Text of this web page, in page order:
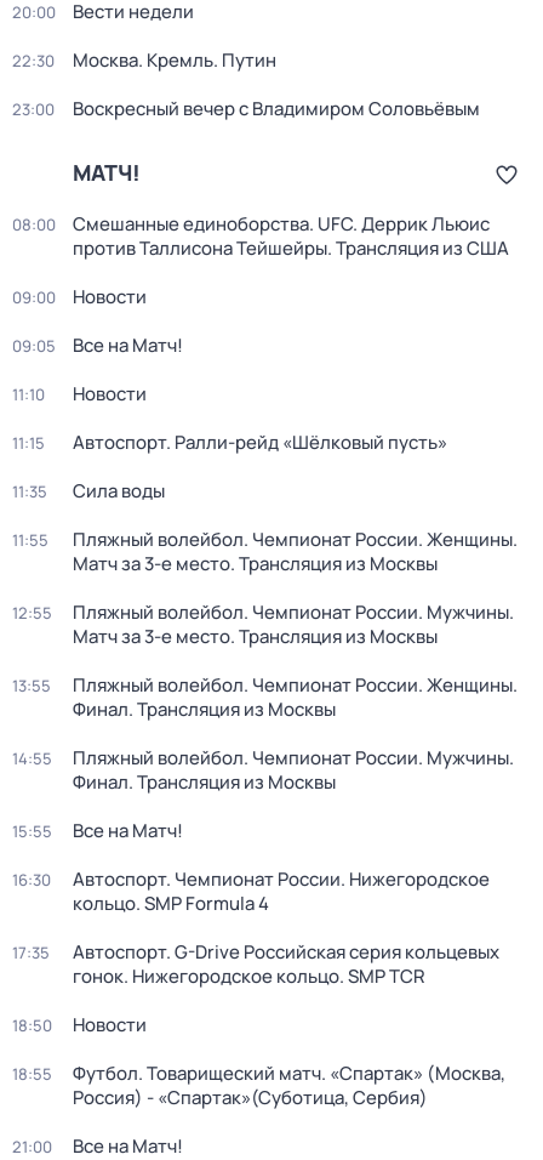
20:00 Вести недели
22:30 Москва. Кремль. Путин
23:00 Воскресный вечер с Владимиром Соловьёвым
МАТЧ!
08:00
Смешанные единоборства. UFC. Деррик Льюис
против Таллисона Тейшейры. Трансляция из США
09:00 Новости
09:05 Все на Матч!
11:10 Новости
11:15 Автоспорт. Ралли-рейд «Шёлковый пусть»
11:35 Сила воды
11:55
Пляжный волейбол. Чемпионат России. Женщины.
Матч за 3-е место. Трансляция из Москвы
12:55
Пляжный волейбол. Чемпионат России. Мужчины.
Матч за 3-е место. Трансляция из Москвы
13:55
Пляжный волейбол. Чемпионат России. Женщины.
Финал. Трансляция из Москвы
14:55
Пляжный волейбол. Чемпионат России. Мужчины.
Финал. Трансляция из Москвы
15:55 Все на Матч!
16:30
Автоспорт. Чемпионат России. Нижегородское
кольцо. SMP Formula 4
17:35
Автоспорт. G-Drive Российская серия кольцевых
гонок. Нижегородское кольцо. SMP TCR
18:50 Новости
18:55
Футбол. Товарищеский матч. «Спартак» (Москва,
Россия) - «Спартак»(Суботица, Сербия)
21:00 Все на Матч!